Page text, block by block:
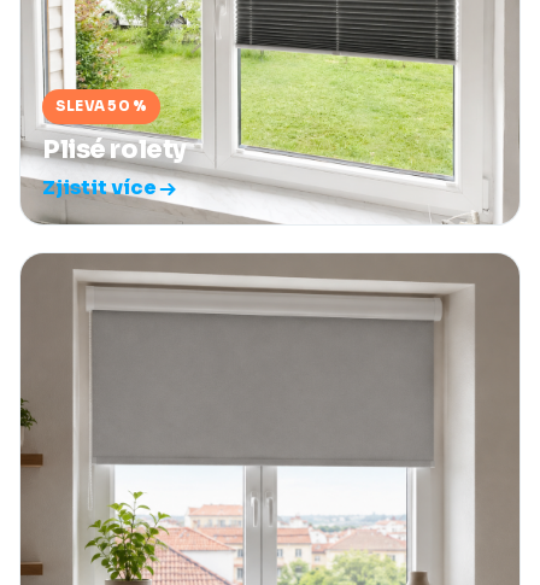
SLEVA 50 %
Plisé rolety
Zjistit více